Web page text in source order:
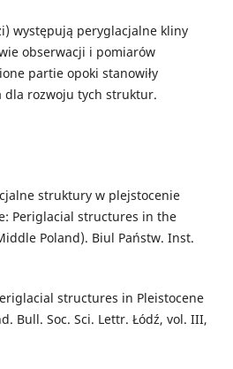
występują peryglacjalne kliny
obserwacji i pomiarów
partie opoki stanowiły
dla rozwoju tych struktur.
struktury w plejstocenie
Periglacial structures in the
Poland). Biul Państw. Inst.
structures in Pleistocene
Bull. Soc. Sci. Lettr. Łódź, vol. III,